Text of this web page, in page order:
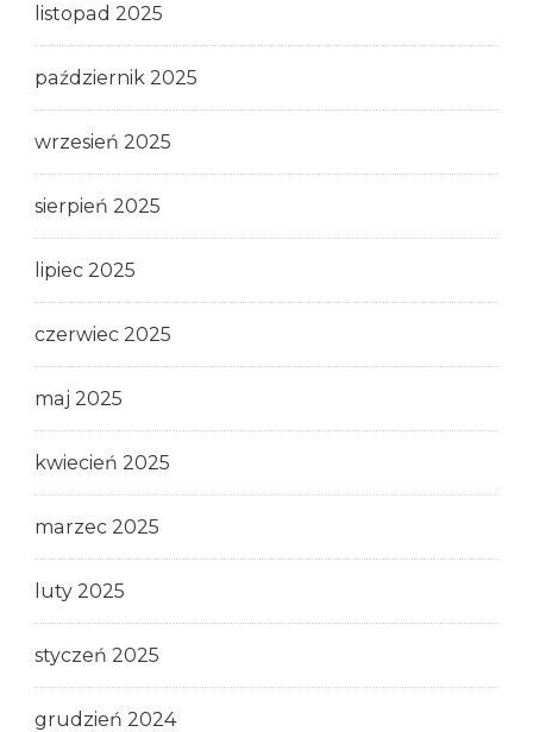
listopad 2025
październik 2025
wrzesień 2025
sierpień 2025
lipiec 2025
czerwiec 2025
maj 2025
kwiecień 2025
marzec 2025
luty 2025
styczeń 2025
grudzień 2024